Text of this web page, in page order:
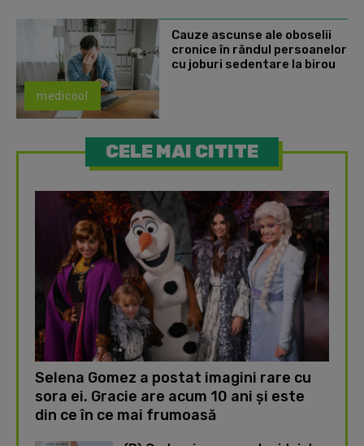
medicool
Cauze ascunse ale oboselii
cronice în rândul persoanelor
cu joburi sedentare la birou
CELE MAI CITITE
Selena Gomez a postat imagini rare cu
sora ei. Gracie are acum 10 ani și este
din ce în ce mai frumoasă